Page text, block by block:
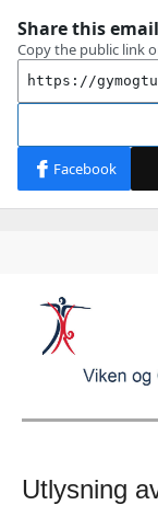
Utlysning